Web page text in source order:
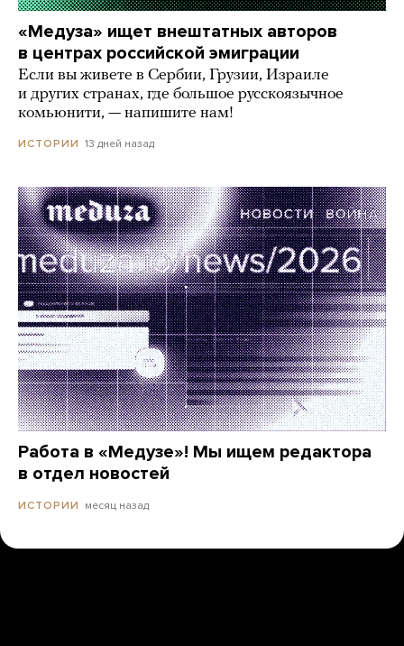
«Медуза» ищет внештатных авторов
в центрах российской эмиграции
Если вы живете в Сербии, Грузии, Израиле
и других странах, где большое русскоязычное
комьюнити, — напишите нам!
ИСТОРИИ 13 дней назад
Работа в «Медузе»! Мы ищем редактора
в отдел новостей
ИСТОРИИ месяц назад